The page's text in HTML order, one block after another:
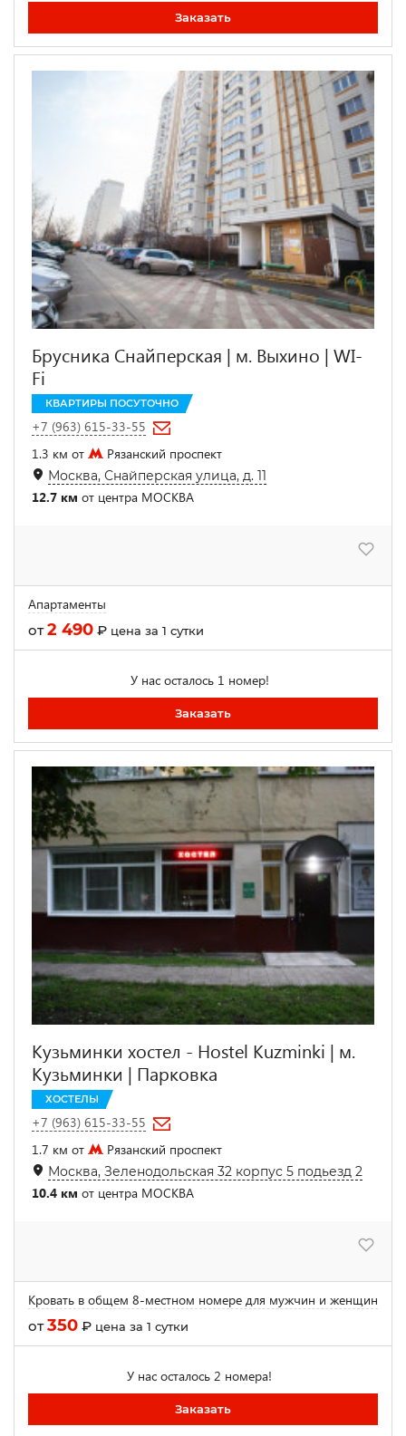
Заказать
Брусника Снайперская | м. Выхино | WI-
Fi
КВАРТИРЫ ПОСУТОЧНО
+7 (963) 615-33-55
1.3 км от
Рязанский проспект
Москва, Снайперская улица, д. 11
12.7 км от центра МОСКВА
Апартаменты
от2 490 ₽ цена за 1 сутки
У нас осталось 1 номер!
Заказать
Кузьминки хостел - Hostel Kuzminki | м.
Кузьминки | Парковка
ХОСТЕЛЫ
+7 (963) 615-33-55
1.7 км от
Рязанский проспект
Москва, Зеленодольская 32 корпус 5 подьезд 2
10.4 км от центра МОСКВА
Кровать в общем 8-местном номере для мужчин и женщин
от350 ₽ цена за 1 сутки
У нас осталось 2 номера!
Заказать